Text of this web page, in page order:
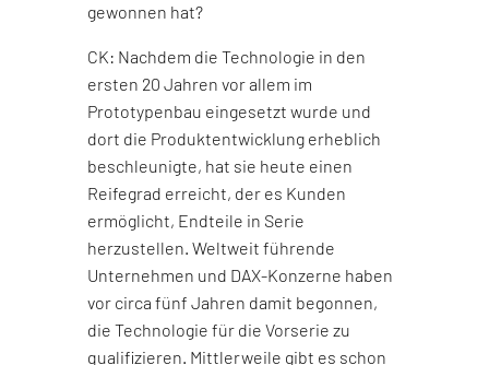
gewonnen hat?
CK: Nachdem die Technologie in den
ersten 20 Jahren vor allem im
Prototypenbau eingesetzt wurde und
dort die Produktentwicklung erheblich
beschleunigte, hat sie heute einen
Reifegrad erreicht, der es Kunden
ermöglicht, Endteile in Serie
herzustellen. Weltweit führende
Unternehmen und DAX-Konzerne haben
vor circa fünf Jahren damit begonnen,
die Technologie für die Vorserie zu
qualifizieren. Mittlerweile gibt es schon